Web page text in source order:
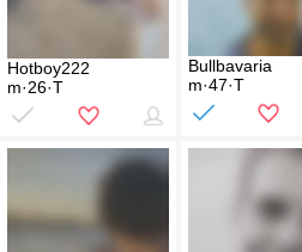
Hotboy222
m·26·T
Bullbavaria
m·47·T